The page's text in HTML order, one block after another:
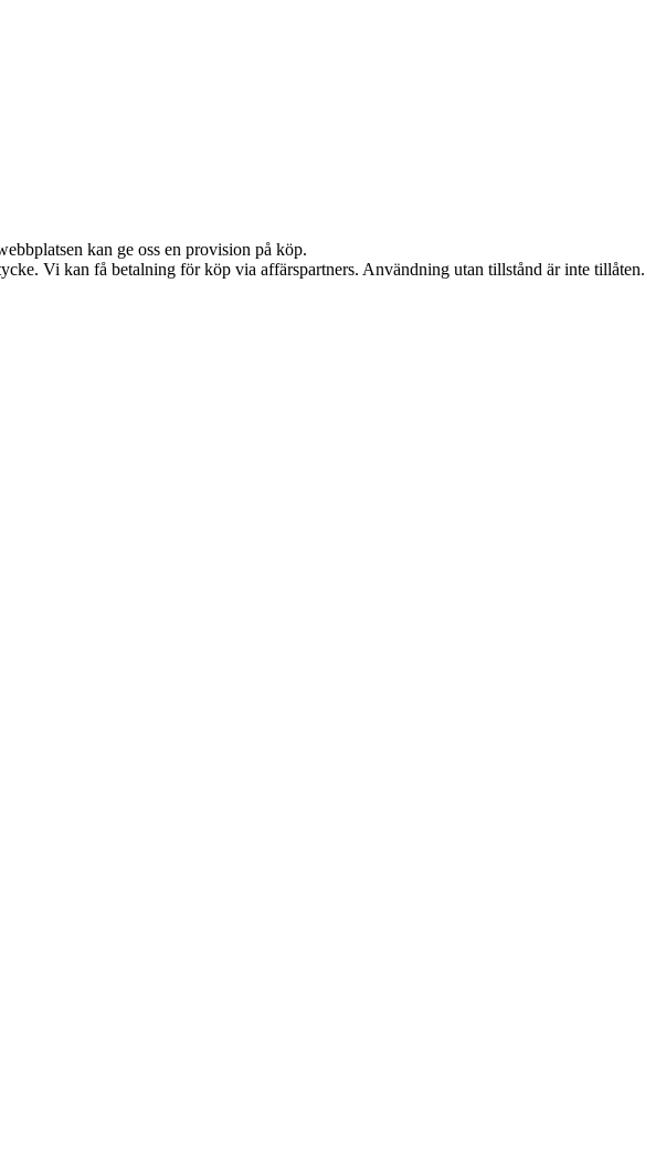
kan ge oss en provision på köp.
Vi kan få betalning för köp via affärspartners. Användning utan tillstånd är inte tillåten.